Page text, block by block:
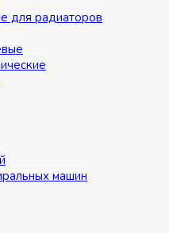
для радиаторов
машин